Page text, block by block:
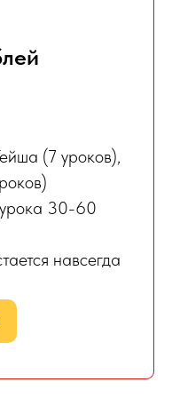
(7 уроков),
урока 30-60
навсегда